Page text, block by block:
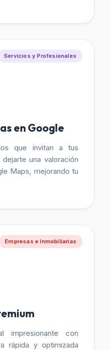
Servicios y Profesionales
en Google
que invitan a tus
una valoración
Maps, mejorando tu
Empresas e Inmobiliarias
impresionante con
rápida y optimizada